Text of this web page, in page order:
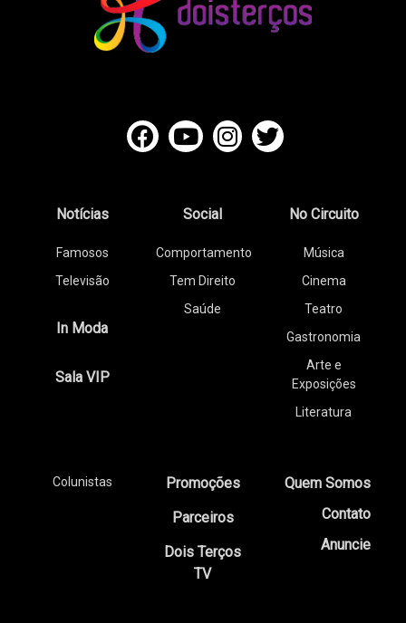
Notícias
Famosos
Televisão
In Moda
Sala VIP
Social
Comportamento
Tem Direito
Saúde
No Circuito
Música
Cinema
Teatro
Gastronomia
Arte e
Exposições
Literatura
Colunistas
Promoções
Parceiros
Dois Terços
TV
Quem Somos
Contato
Anuncie